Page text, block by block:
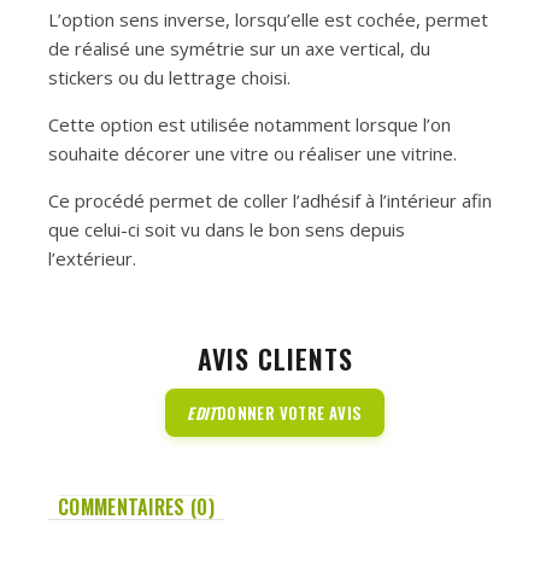
L’option sens inverse, lorsqu’elle est cochée, permet
de réalisé une symétrie sur un axe vertical, du
stickers ou du lettrage choisi.
Cette option est utilisée notamment lorsque l’on
souhaite décorer une vitre ou réaliser une vitrine.
Ce procédé permet de coller l’adhésif à l’intérieur afin
que celui-ci soit vu dans le bon sens depuis
l’extérieur.
AVIS CLIENTS
EDITDONNER VOTRE AVIS
COMMENTAIRES (0)